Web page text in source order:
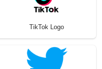
TikTok Logo